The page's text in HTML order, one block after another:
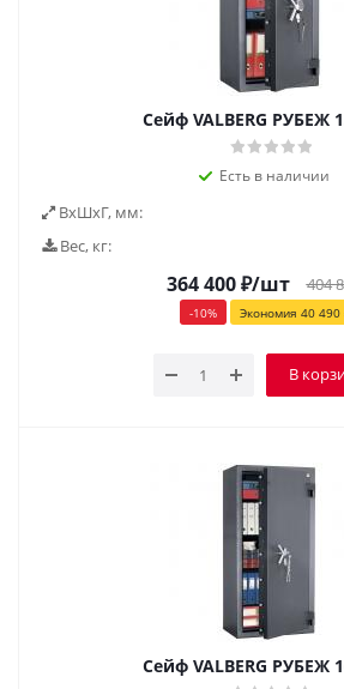
Сейф VALBERG РУБЕЖ
Есть в наличии
ВxШxГ, мм:
Вес, кг:
364 400₽/шт 404
-10% Экономия 40 490
В
Сейф VALBERG РУБЕЖ